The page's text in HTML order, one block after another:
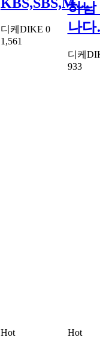
디케DIKE 0
1,561
하남
나
디케
933
Hot Hot